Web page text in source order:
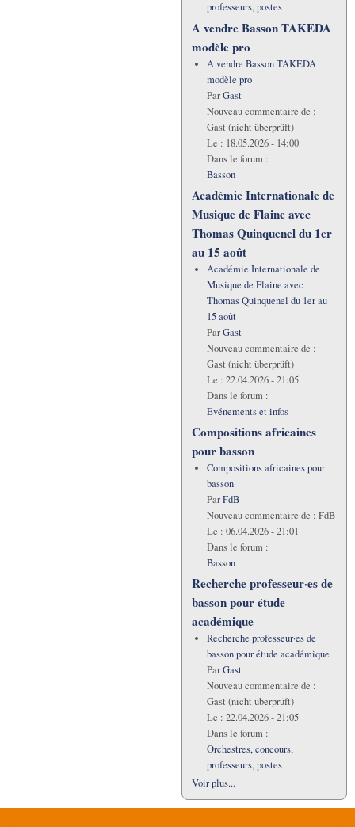
professeurs, postes
A vendre Basson TAKEDA
modèle pro
A vendre Basson TAKEDA
modèle pro
ParGast
Nouveau commentaire de :
Gast (nicht überprüft)
Le : 18.05.2026 - 14:00
Dans le forum :
Basson
Académie Internationale de
Musique de Flaine avec
Thomas Quinquenel du 1er
au 15 août
Académie Internationale de
Musique de Flaine avec
Thomas Quinquenel du 1er au
15 août
ParGast
Nouveau commentaire de :
Gast (nicht überprüft)
Le : 22.04.2026 - 21:05
Dans le forum :
Evénements et infos
Compositions africaines
pour basson
Compositions africaines pour
basson
ParFdB
Nouveau commentaire de : FdB
Le : 06.04.2026 - 21:01
Dans le forum :
Basson
Recherche professeur·es de
basson pour étude
académique
Recherche professeur·es de
basson pour étude académique
ParGast
Nouveau commentaire de :
Gast (nicht überprüft)
Le : 22.04.2026 - 21:05
Dans le forum :
Orchestres, concours,
professeurs, postes
Voir plus...